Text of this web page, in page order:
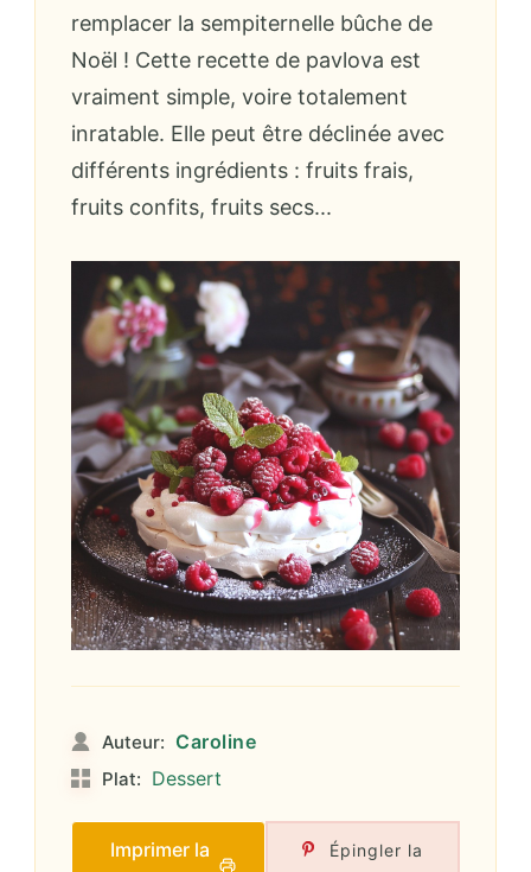
remplacer la sempiternelle bûche de
Noël ! Cette recette de pavlova est
vraiment simple, voire totalement
inratable. Elle peut être déclinée avec
différents ingrédients : fruits frais,
fruits confits, fruits secs...
Auteur: Caroline
Plat: Dessert
Imprimer la
Épingler la